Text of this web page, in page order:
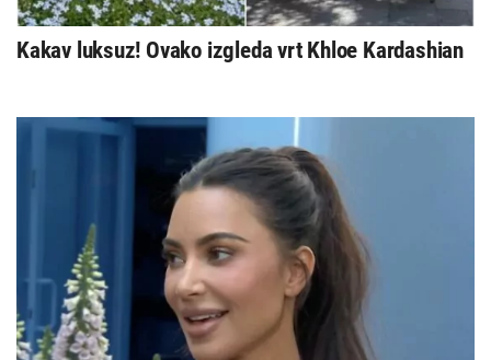
Kakav luksuz! Ovako izgleda vrt Khloe Kardashian